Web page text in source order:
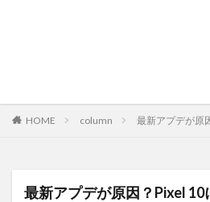
HOME column 最新アプデが原
最新アプデが原因？Pixel